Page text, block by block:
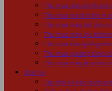
Thu mua dàn âm thanh
Thu mua loa đài âm ly
Thu mua máy hút ẩm
Thu mua máy lọc
Thu mua bàn ghế
Thu mua giường tầng
Thu mua máy ép mía
Dịch Vụ
Lắp đặt và bảo dưỡng